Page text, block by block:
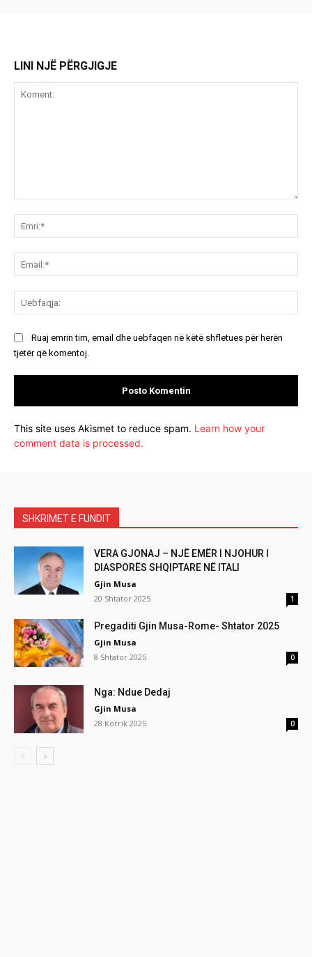
LINI NJË PËRGJIGJE
Ruaj emrin tim, email dhe uebfaqen në këtë shfletues për herën
tjetër që komentoj.
This site uses Akismet to reduce spam. Learn how your
comment data is processed.
SHKRIMET E FUNDIT
VERA GJONAJ – NJË EMËR I NJOHUR I
DIASPORËS SHQIPTARE NË ITALI
Gjin Musa
20 Shtator 2025
1
Pregaditi Gjin Musa-Rome- Shtator 2025
Gjin Musa
8 Shtator 2025
0
Nga: Ndue Dedaj
Gjin Musa
28 Korrik 2025
0